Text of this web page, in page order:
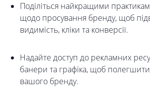
Поділіться найкращими
щодо просування бренду, щоб
видимість, кліки та конверсії.
Надайте доступ до рекламних
банери та графіка, щоб
вашого бренду.